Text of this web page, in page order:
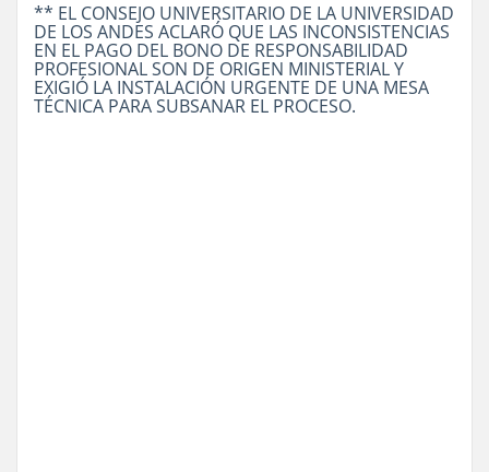
** EL CONSEJO UNIVERSITARIO DE LA UNIVERSIDAD
DE LOS ANDES ACLARÓ QUE LAS INCONSISTENCIAS
EN EL PAGO DEL BONO DE RESPONSABILIDAD
PROFESIONAL SON DE ORIGEN MINISTERIAL Y
EXIGIÓ LA INSTALACIÓN URGENTE DE UNA MESA
TÉCNICA PARA SUBSANAR EL PROCESO.